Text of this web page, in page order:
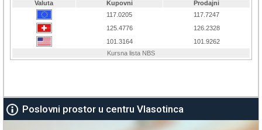
Poslovni prostor u centru Vlasotinca